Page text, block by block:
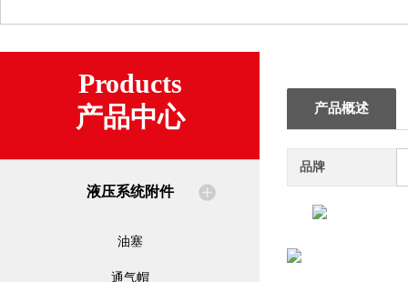
科技聚合体（2）
器
Products
产品中心
液压系统附件
油塞
通气帽
产品概述
品牌